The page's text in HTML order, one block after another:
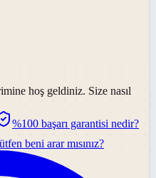
hoş geldiniz. Size nasıl
%100 başarı garantisi nedir?
beni arar mısınız?